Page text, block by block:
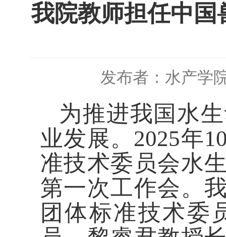
我院教师担任中
发布者：水产学
为推进我国水
业发展。 2025年
准技术委员会水
第一次工作会。
团体标准技术委